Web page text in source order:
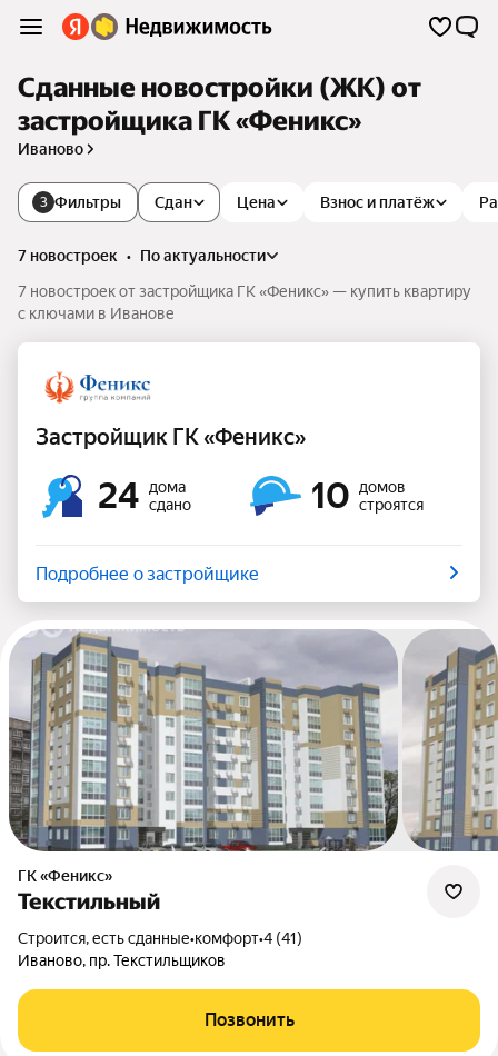
Сданные новостройки (ЖК) от
застройщика ГК «Феникс»
Иваново
3 Фильтры Цена Взнос и платёж
Сдан
7 новостроек •
по актуальности
7 новостроек от застройщика ГК «Феникс» — купить квартиру
с ключами в Иванове
Застройщик ГК «Феникс»
24
дома
сдано
10
домов
строятся
Подробнее о застройщике
ГК «Феникс»
Текстильный
Строится, есть сданные•комфорт•4 (41)
Иваново, пр. Текстильщиков
Позвонить